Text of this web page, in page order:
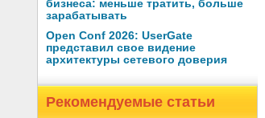
бизнеса: меньше тратить, больше
зарабатывать
Open Conf 2026: UserGate
представил свое видение
архитектуры сетевого доверия
Рекомендуемые статьи